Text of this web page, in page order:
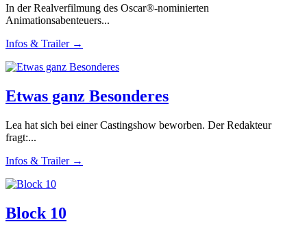
In der Realverfilmung des Oscar®-nominierten
Animationsabenteuers...
Infos & Trailer →
Etwas ganz Besonderes
Lea hat sich bei einer Castingshow beworben. Der Redakteur
fragt:...
Infos & Trailer →
Block 10